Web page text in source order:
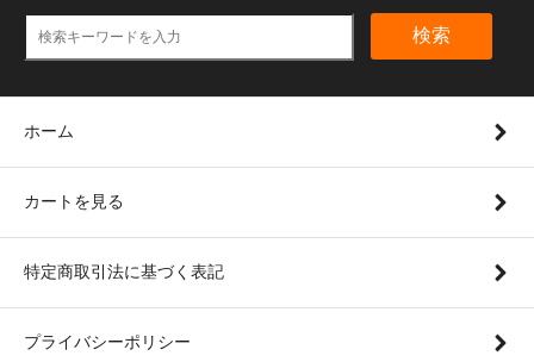
検索
ホーム
カートを見る
特定商取引法に基づく表記
プライバシーポリシー